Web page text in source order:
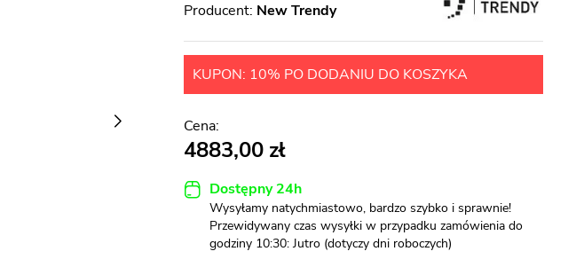
Producent: New Trendy
KUPON: 10% PO DODANIU DO KOSZYKA
4883,00
Dostępny 24h
Wysyłamy natychmiastowo, bardzo szybko i sprawnie!
Przewidywany czas wysyłki w przypadku zamówienia do
godziny 10:30: Jutro (dotyczy dni roboczych)